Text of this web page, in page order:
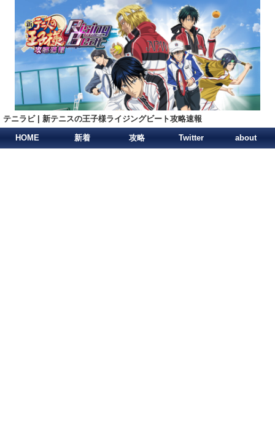
テニラビ | 新テニスの王子様ライジングビート攻略速報
HOME 新着 攻略 Twitter about